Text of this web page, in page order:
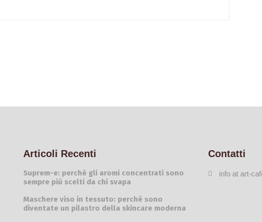
Articoli Recenti
Suprem-e: perché gli aromi concentrati sono
sempre più scelti da chi svapa
Maschere viso in tessuto: perché sono
diventate un pilastro della skincare moderna
Contatti
info at art-